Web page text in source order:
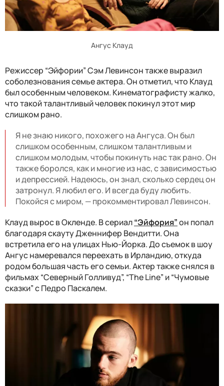
Ангус Клауд
Режиссер “Эйфории” Сэм Левинсон также выразил
соболезнования семье актера. Он отметил, что Клауд
был особенным человеком. Кинематографисту жалко,
что такой талантливый человек покинул этот мир
слишком рано.
Я не знаю никого, похожего на Ангуса. Он был
слишком особенным, слишком талантливым и
слишком молодым, чтобы покинуть нас так рано. Он
также боролся, как и многие из нас, с зависимостью
и депрессией. Надеюсь, он знал, сколько сердец он
затронул. Я любил его. И всегда буду любить.
Покойся с миром, — прокомментировал Левинсон.
Клауд вырос в Окленде. В сериал“Эйфория”он попал
благодаря скауту Дженнифер Вендитти. Она
встретила его на улицах Нью-Йорка. До съемок в шоу
Ангус намеревался переехать в Ирландию, откуда
родом большая часть его семьи. Актер также снялся в
фильмах “Северный Голливуд”, “The Line” и “Чумовые
сказки” с Педро Паскалем.